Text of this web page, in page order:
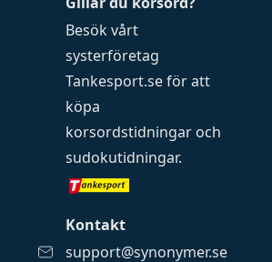
Besök vårt
systerföretag
Tankesport.seför att
köpa
korsordstidningar och
sudokutidningar.
Kontakt
support@synonymer.se